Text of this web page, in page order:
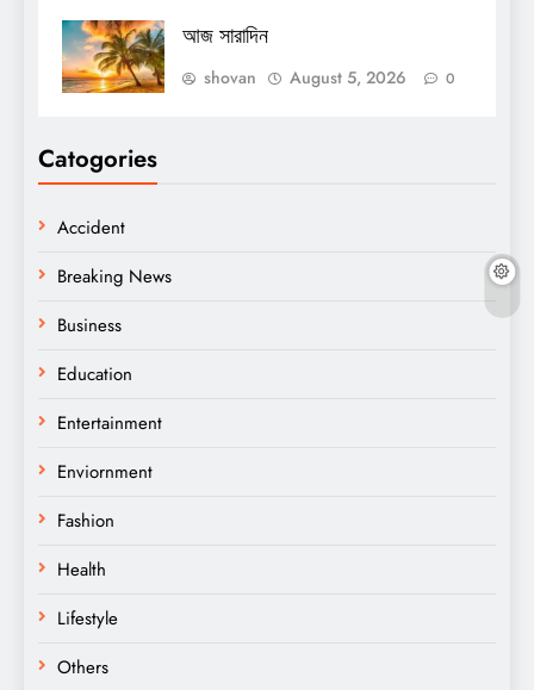
আজ সারাদিন
shovan August 5, 2026 0
Catogories
Accident
Breaking News
Business
Education
Entertainment
Enviornment
Fashion
Health
Lifestyle
Others